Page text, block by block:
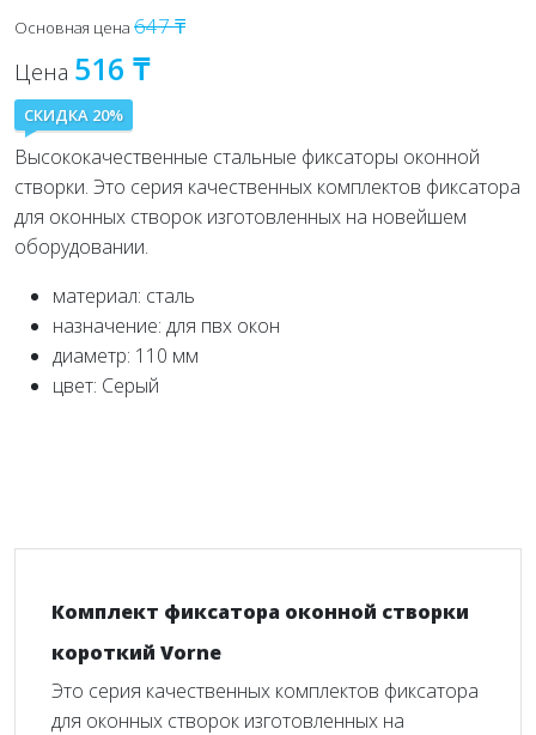
Основная цена 647 ₸
Цена 516 ₸
СКИДКА 20%
Высококачественные стальные фиксаторы оконной
створки. Это серия качественных комплектов фиксатора
для оконных створок изготовленных на новейшем
оборудовании.
материал: сталь
назначение: для пвх окон
диаметр: 110 мм
цвет: Серый
Комплект фиксатора оконной створки
короткий Vorne
Это серия качественных комплектов фиксатора
для оконных створок изготовленных на